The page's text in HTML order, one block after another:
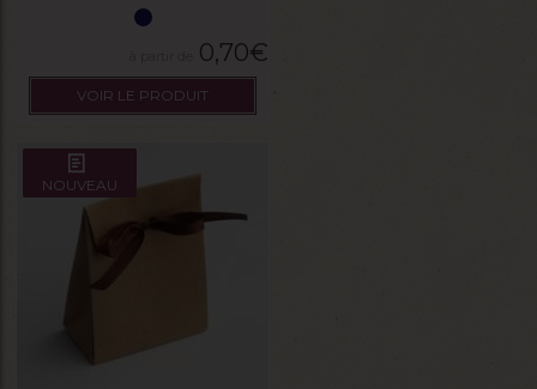
0,70€
VOIR LE PRODUIT
NOUVEAU